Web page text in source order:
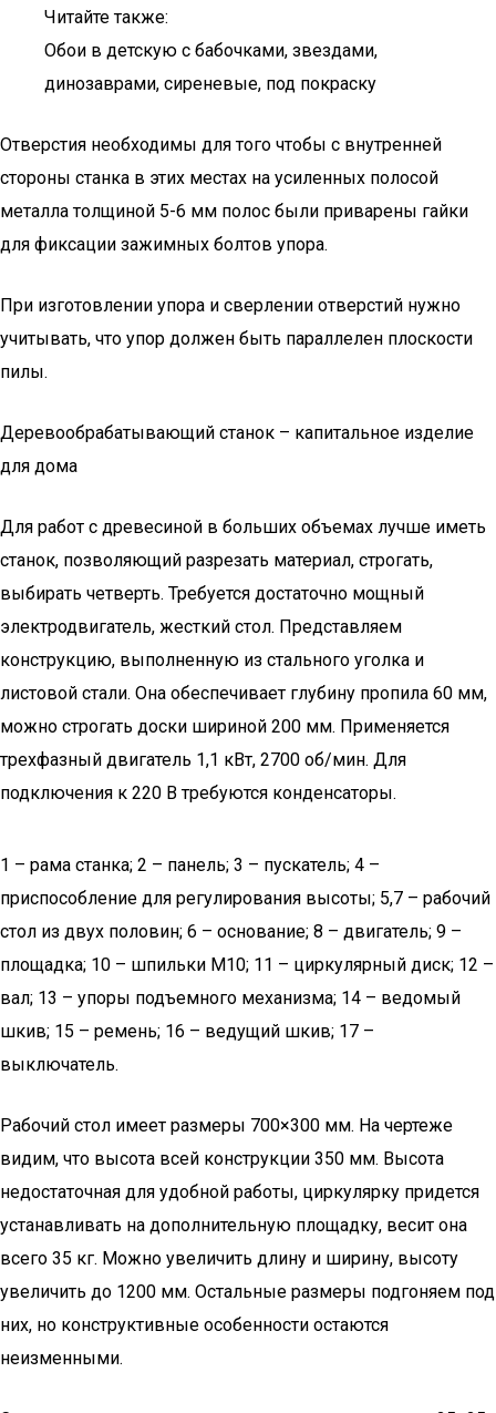
Читайте также:
Обои в детскую с бабочками, звездами,
динозаврами, сиреневые, под покраску
Отверстия необходимы для того чтобы с внутренней
стороны станка в этих местах на усиленных полосой
металла толщиной 5-6 мм полос были приварены гайки
для фиксации зажимных болтов упора.
При изготовлении упора и сверлении отверстий нужно
учитывать, что упор должен быть параллелен плоскости
пилы.
Деревообрабатывающий станок – капитальное изделие
для дома
Для работ с древесиной в больших объемах лучше иметь
станок, позволяющий разрезать материал, строгать,
выбирать четверть. Требуется достаточно мощный
электродвигатель, жесткий стол. Представляем
конструкцию, выполненную из стального уголка и
листовой стали. Она обеспечивает глубину пропила 60 мм,
можно строгать доски шириной 200 мм. Применяется
трехфазный двигатель 1,1 кВт, 2700 об/мин. Для
подключения к 220 В требуются конденсаторы.
1 – рама станка; 2 – панель; 3 – пускатель; 4 –
приспособление для регулирования высоты; 5,7 – рабочий
стол из двух половин; 6 – основание; 8 – двигатель; 9 –
площадка; 10 – шпильки М10; 11 – циркулярный диск; 12 –
вал; 13 – упоры подъемного механизма; 14 – ведомый
шкив; 15 – ремень; 16 – ведущий шкив; 17 –
выключатель.
Рабочий стол имеет размеры 700×300 мм. На чертеже
видим, что высота всей конструкции 350 мм. Высота
недостаточная для удобной работы, циркулярку придется
устанавливать на дополнительную площадку, весит она
всего 35 кг. Можно увеличить длину и ширину, высоту
увеличить до 1200 мм. Остальные размеры подгоняем под
них, но конструктивные особенности остаются
неизменными.